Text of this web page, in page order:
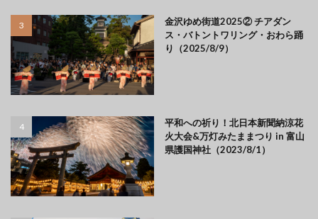
金沢ゆめ街道2025② チアダン
ス・バトントワリング・おわら踊
り（2025/8/9）
平和への祈り！北日本新聞納涼花
火大会&万灯みたままつり in 富山
県護国神社（2023/8/1）